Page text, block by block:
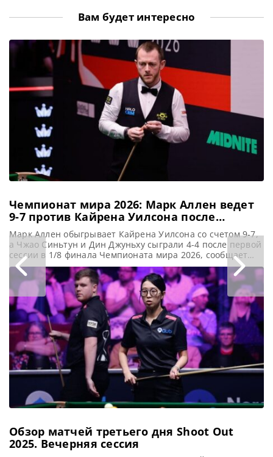
Вам будет интересно
Чемпионат мира 2026: Марк Аллен ведет
9-7 против Кайрена Уилсона после
захватывающей борьбы в 1/8 финала
Марк Аллен обыгрывает Кайрена Уилсона со счетом 9-7,
а Чжао Синьтун и Дин Джуньху сыграли 4-4 после первой
сессии в 1/8 финала Чемпионата мира 2026, сообщает
WST Марк Аллен вышел вперед в матче против Кайрена
Уилсона перед заключительной сессией их матча 1/8
финала на Чемпионате мира по снукеру. Уступая 5-6,
Аллен выиграл последние два фрейма
Обзор матчей третьего дня Shoot Out
2025. Вечерняя сессия